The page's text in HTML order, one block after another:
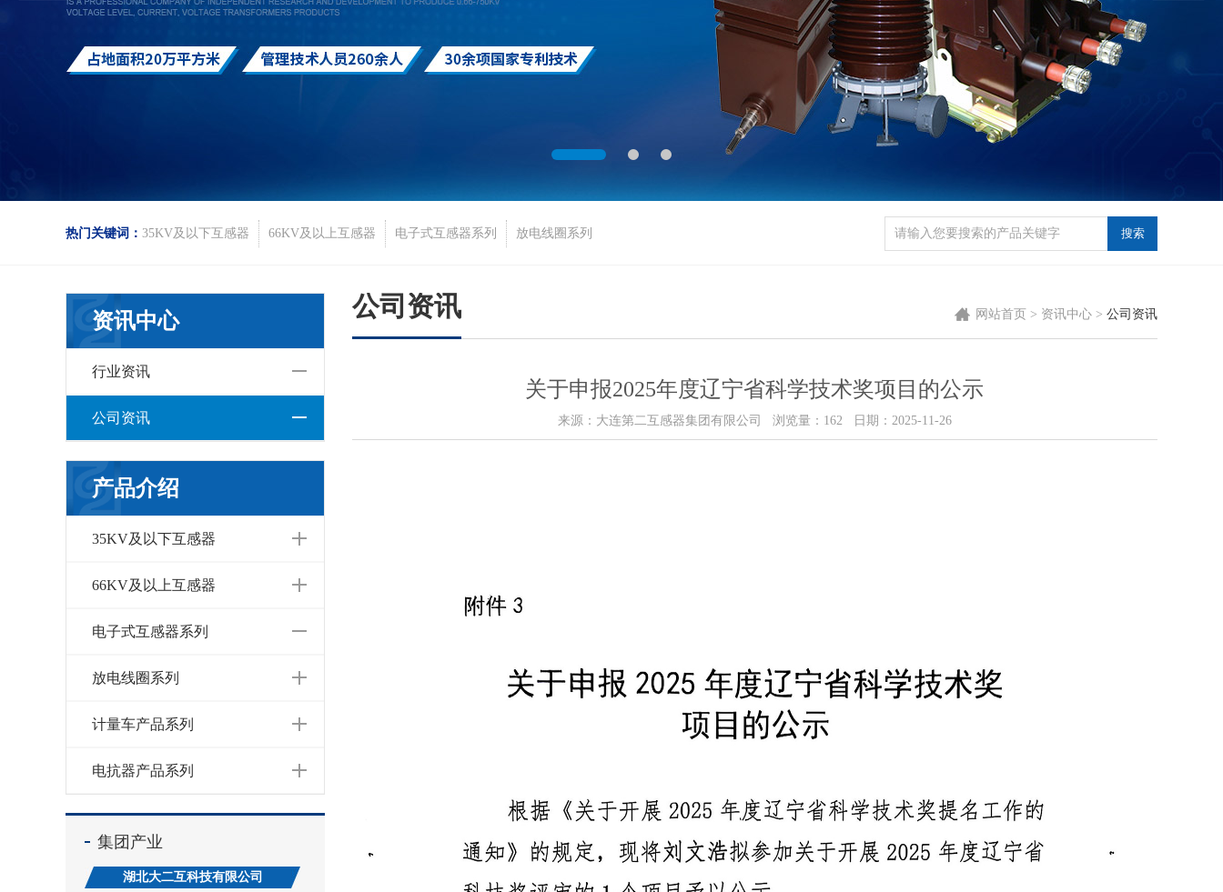
热门关键词： 35KV及以下互感器 66KV及以上互感器 电子式互感器系列 放电线圈系列
资讯中心
行业资讯
公司资讯
产品介绍
35KV及以下互感器
66KV及以上互感器
电子式互感器系列
放电线圈系列
计量车产品系列
电抗器产品系列
集团产业
湖北大二互科技有限公司
公司资讯 网站首页 > 资讯中心 > 公司资讯
关于申报2025年度辽宁省科学技术奖项目的公示
来源：大连第二互感器集团有限公司 浏览量： 162日期：2025-11-26